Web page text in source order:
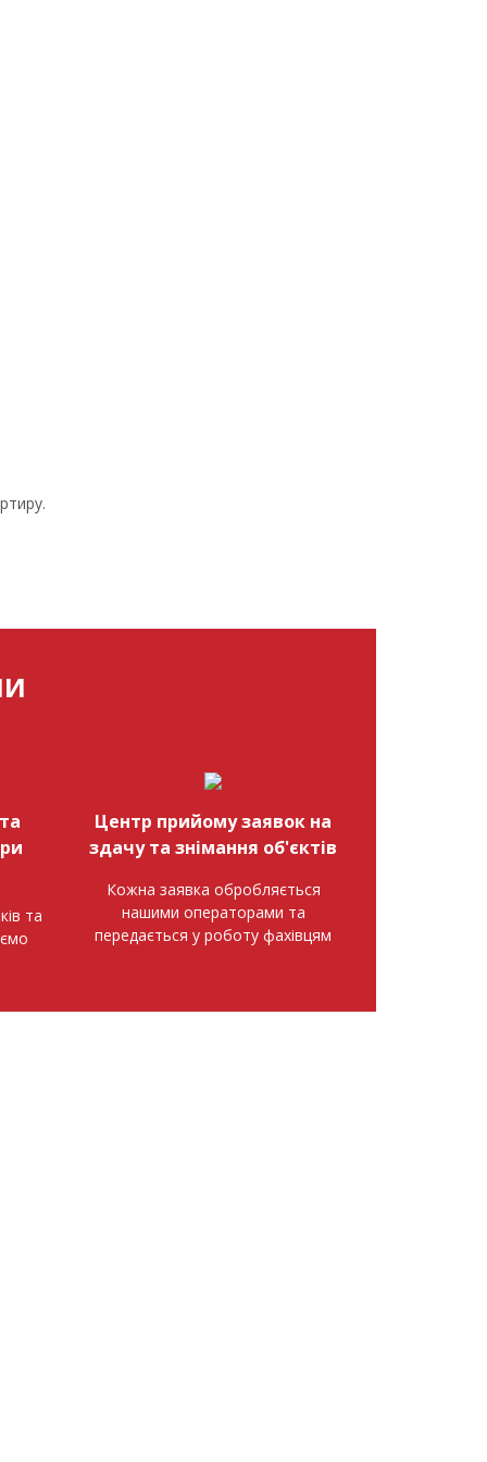
та
Центр прийому заявок на
здачу та знімання об'єктів
Кожна заявка обробляється
нашими операторами та
передається у роботу фахівцям